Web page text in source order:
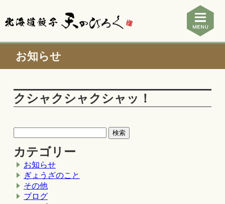
お知らせ
クシャクシャクシャッ！
カテゴリー
お知らせ
ぎょうざのこと
その他
ブログ